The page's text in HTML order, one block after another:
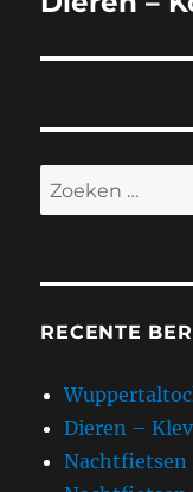
Zoeken
naar:
RECENTE
Dieren –
Nachtfietsen